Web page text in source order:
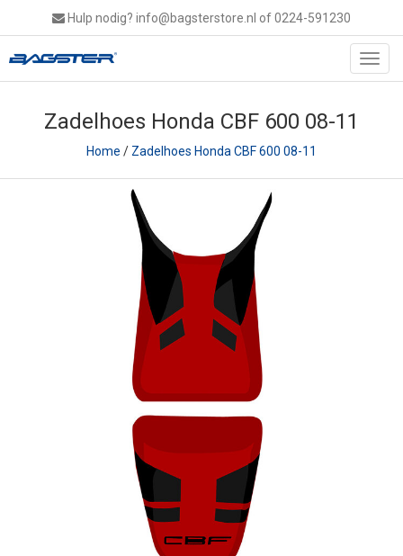
Hulp nodig? info@bagsterstore.nl of 0224-591230
Zadelhoes Honda CBF 600 08-11
Home / Zadelhoes Honda CBF 600 08-11